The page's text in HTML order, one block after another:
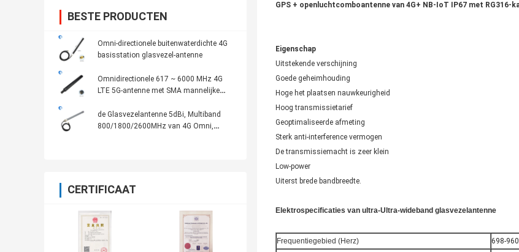
BESTE PRODUCTEN
Omni-directionele buitenwaterdichte 4G
basisstation glasvezel-antenne
Omnidirectionele 617 ~ 6000 MHz 4G
LTE 5G-antenne met SMA mannelijke
de Glasvezelantenne 5dBi, Multiband
800/1800/2600MHz van 4G Omni,
CERTIFICAAT
GPS + openluchtcomboantenne van 4G+ NB-IoT IP67 met
Eigenschap
Uitstekende verschijning
Goede geheimhouding
Hoge het plaatsen nauwkeurigheid
Hoog transmissietarief
Geoptimaliseerde afmeting
Sterk anti-interference vermogen
De transmissiemacht is zeer klein
Low-power
Uiterst brede bandbreedte.
Elektrospecificaties van ultra-Ultra-wideband glasvezelantenne
Frequentiegebied (Herz)
698-